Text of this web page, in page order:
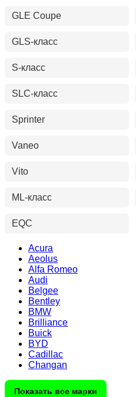
GLE Coupe
GLS-класс
S-класс
SLC-класс
Sprinter
Vaneo
Vito
ML-класс
EQC
Acura
Aeolus
Alfa Romeo
Audi
Belgee
Bentley
BMW
Brilliance
Buick
BYD
Cadillac
Changan
Показать все марки